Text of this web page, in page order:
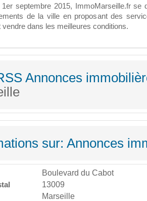
1er septembre 2015, ImmoMarseille.fr se
de la ville en proposant des
vendre dans les meilleures conditions.
Annonces
sur: Annonces
Boulevard du Cabot
13009
Marseille